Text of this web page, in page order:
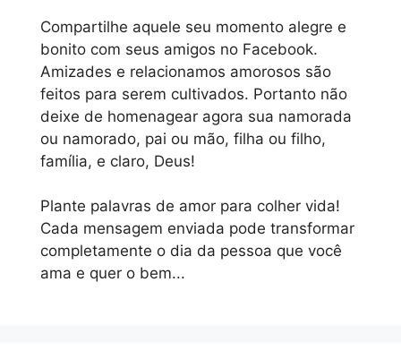
Compartilhe aquele seu momento alegre e
bonito com seus amigos no Facebook.
Amizades e relacionamos amorosos são
feitos para serem cultivados. Portanto não
deixe de homenagear agora sua namorada
ou namorado, pai ou mão, filha ou filho,
família, e claro, Deus!
Plante palavras de amor para colher vida!
Cada mensagem enviada pode transformar
completamente o dia da pessoa que você
ama e quer o bem...